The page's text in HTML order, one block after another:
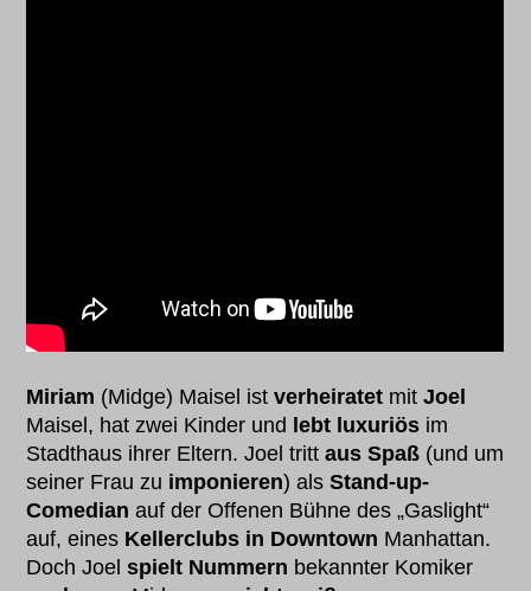
Miriam (Midge) Maisel istverheiratet mitJoel
Maisel, hat zwei Kinder und lebt luxuriös im
Stadthaus ihrer Eltern. Joel trittaus Spaß (und um
seiner Frau zu imponieren) alsStand-up-
Comedianauf der Offenen Bühne des „Gaslight“
auf, eines Kellerclubs in Downtown Manhattan.
Doch Joelspielt Nummern bekannter Komiker